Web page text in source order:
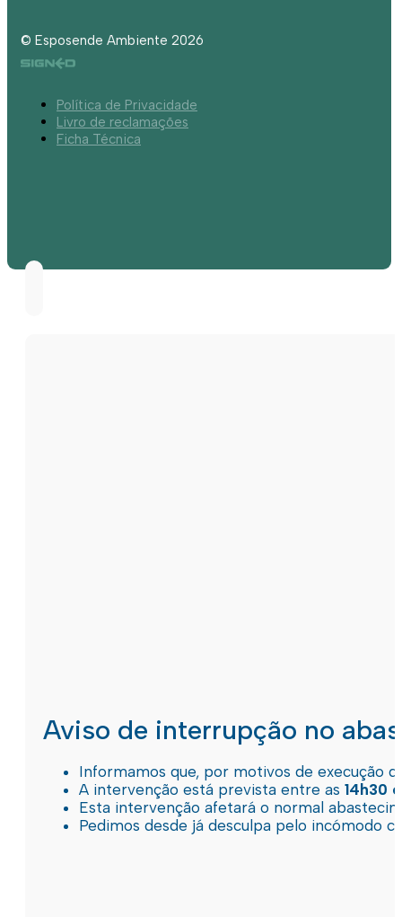
© Esposende Ambiente 2026
Política de Privacidade
Livro de reclamações
Ficha Técnica
Aviso de interrupção no
Informamos que, por motivos de execução
A intervenção está prevista entre as 14h30
Esta intervenção afetará o normal
Pedimos desde já desculpa pelo incómodo